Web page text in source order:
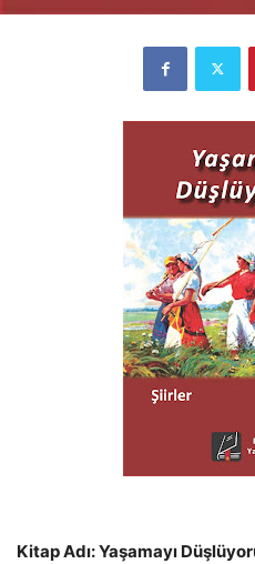
Kitap Adı: Yaşamayı